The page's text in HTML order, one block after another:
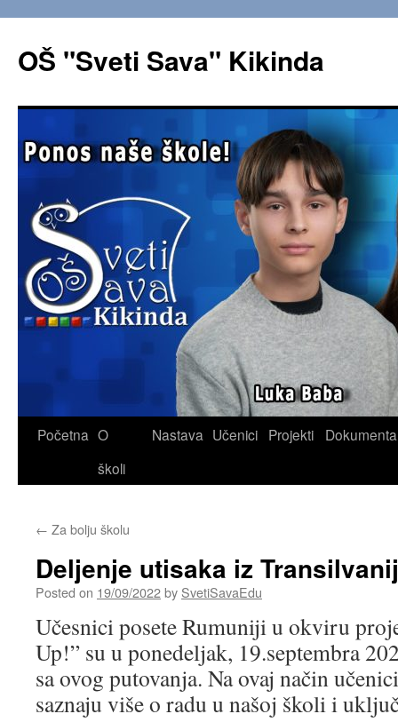
OŠ "Sveti Sava" Kikinda
Skip
Početna O
školi
Nastava Učenici Projekti Dokumenta
← Za bolju školu
Deljenje utisaka iz
Posted on 19/09/2022by SvetiSavaEdu
Učesnici posete Rumuniji u okviru
Up!” su u ponedeljak, 19.septembra
sa ovog putovanja. Na ovaj način
saznaju više o radu u našoj školi i